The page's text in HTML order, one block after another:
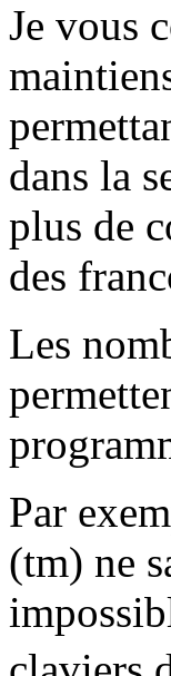
Je vous
dans la
plus de
des
Les
Par
(tm) ne